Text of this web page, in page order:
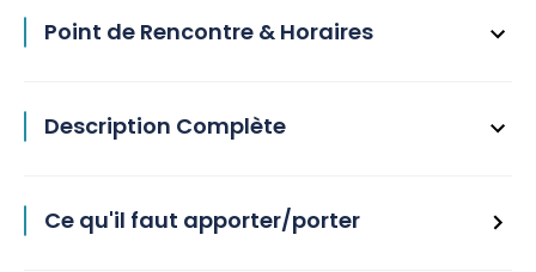
Point de Rencontre & Horaires
Description Complète
Ce qu'il faut apporter/porter